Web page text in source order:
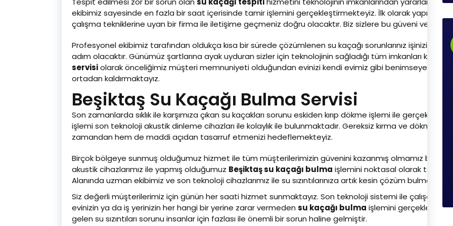
ekibimiz sayesinde en fazla bir saat içerisinde tamir işlemini gerçekleştirmekteyiz. İlk olarak yapmanız
çalışma tekniklerine uyan bir firma ile iletişime geçmeniz doğru olacaktır. Biz sizlere bu güveni ve
Profesyonel ekibimiz tarafından oldukça kısa bir sürede çözümlenen su kaçağı sorunlarınız işinizi
adım olacaktır. Günümüz şartlarına ayak uyduran sizler için teknolojinin sağladığı tüm imkanları
servisiolarak önceliğimiz müşteri memnuniyeti olduğundan evinizi kendi evimiz gibi benimseyerek su
ortadan kaldırmaktayız.
Beşiktaş Su Kaçağı Bulma Servisi
Son zamanlarda sıklık ile karşımıza çıkan su kaçakları sorunu eskiden kırıp dökme işlemi ile
işlemi son teknoloji akustik dinleme cihazları ile kolaylık ile bulunmaktadır. Gereksiz kırma ve dökme
zamandan hem de maddi açıdan tasarruf etmenizi hedeflemekteyiz.
Birçok bölgeye sunmuş olduğumuz hizmet ile tüm müşterilerimizin güvenini kazanmış olmamız bizim
akustik cihazlarımız ile yapmış olduğumuz Beşiktaş su kaçağı bulma işlemini noktasal olarak tespit
Alanında uzman ekibimiz ve son teknoloji cihazlarımız ile su sızıntılarınıza artık kesin çözüm bulmaktayız.
Siz değerli müşterilerimiz için günün her saati hizmet sunmaktayız. Son teknoloji sistemi ile çalışan
evinizin ya da iş yerinizin her hangi bir yerine zarar vermeden su kaçağı bulma işlemini
gelen su sızıntıları sorunu insanlar için fazlası ile önemli bir sorun haline gelmiştir.